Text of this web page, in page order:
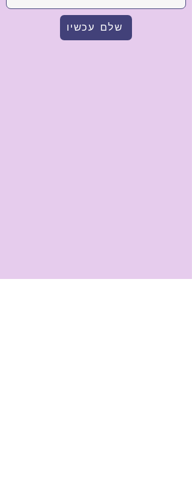
שלם עכשיו